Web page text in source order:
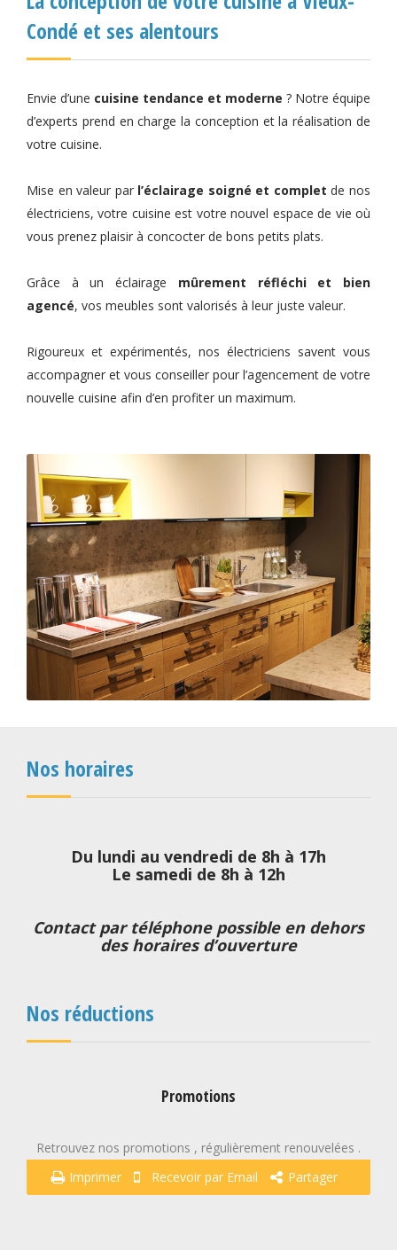
Condé et ses alentours
Envie d’une cuisine tendance et moderne ? Notre équipe
d’experts prend en charge la conception et la réalisation de
votre cuisine.
Mise en valeur par l’éclairage soigné et complet de nos
électriciens, votre cuisine est votre nouvel espace de vie où
vous prenez plaisir à concocter de bons petits plats.
Grâce à un éclairage mûrement réfléchi et bien
agencé, vos meubles sont valorisés à leur juste valeur.
Rigoureux et expérimentés, nos électriciens savent vous
accompagner et vous conseiller pour l’agencement de votre
nouvelle cuisine afin d’en profiter un maximum.
Nos horaires
Du lundi au vendredi de 8h à 17h
Le samedi de 8h à 12h
Contact par téléphone possible en dehors
des horaires d’ouverture
Nos réductions
Promotions
Retrouvez nos promotions , régulièrement renouvelées .
Imprimer
Recevoir par Email Partager